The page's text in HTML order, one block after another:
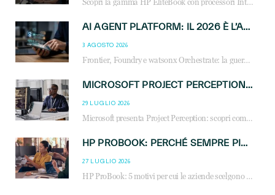
AI AGENT PLATFORM: IL 2026 È L’ANNO DEL «SISTEMA OPERATIVO» PER GLI AGENTI AZIENDALI
3 AGOSTO 2026
Frontier, Foundry e watsonx Orchestrate: la guerra delle piattaforme AI agent ridisegna il mercato IT. Cosa cambia per reseller, MSP e system integrator.
MICROSOFT PROJECT PERCEPTION: COME GLI AGENTI AI CAMBIERANNO SOC, CYBERSECURITY E SERVIZI MSP
29 LUGLIO 2026
Microsoft presenta Project Perception: scopri come gli agenti AI possono trasformare cybersecurity, SOC e servizi gestiti degli MSP.
HP PROBOOK: PERCHÉ SEMPRE PIÙ AZIENDE SCELGONO NOTEBOOK PROGETTATI PER IL LAVORO MODERNO
27 LUGLIO 2026
HP ProBook: 5 motivi per cui le aziende scelgono i notebook business HP per migliorare produttività, sicurezza e gestione dell’AI.